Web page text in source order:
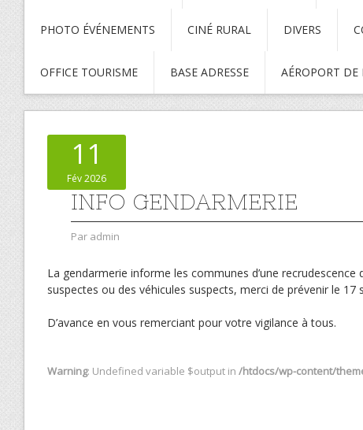
PHOTO ÉVÉNEMENTS CINÉ RURAL DIVERS
OFFICE TOURISME BASE ADRESSE AÉROPORT DE
11
Fév 2026
INFO GENDARMERIE
Par admin
La gendarmerie informe les communes d’une
suspectes ou des véhicules suspects, merci de prévenir le 17
D’avance en vous remerciant pour votre vigilance à tous.
Warning: Undefined variable $output in /htdocs/wp-content/